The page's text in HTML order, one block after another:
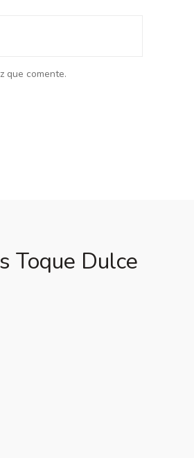
que comente.
Toque Dulce